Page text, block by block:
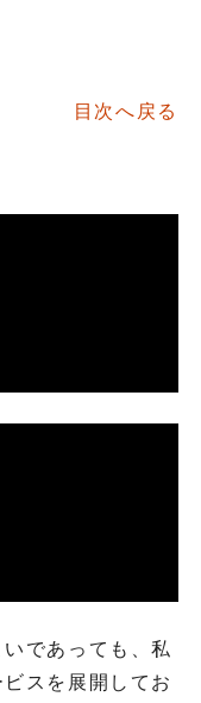
目次へ戻る
であっても、私
スを展開してお